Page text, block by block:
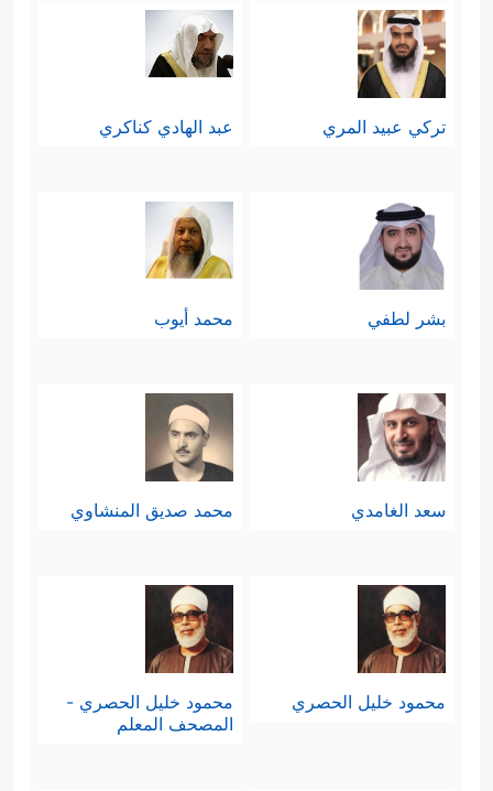
تركي عبيد المري عبد الهادي كناكري
بشر لطفي محمد أيوب
سعد الغامدي محمد صديق المنشاوي
محمود خليل الحصري
محمود خليل الحصري -
المصحف المعلم